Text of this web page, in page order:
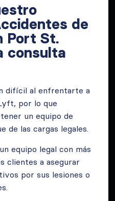
de
Port St.
consulta
difícil al enfrentarte a
por lo que
un equipo de
de las cargas legales.
equipo legal con más
clientes a asegurar
por sus lesiones o